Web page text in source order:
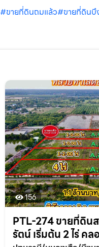
#ขายที่ดินถมแล้ว#ขายที่ดินบึ
156
PTL-274 ขายที่ดิน
รัตน์ เริ่มต้น 2 ไร่ ค